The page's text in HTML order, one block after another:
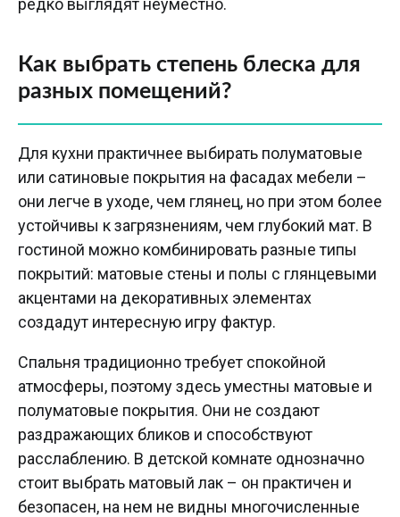
Как выбрать степень блеска для
разных помещений?
Для кухни практичнее выбирать полуматовые
или сатиновые покрытия на фасадах мебели –
они легче в уходе, чем глянец, но при этом более
устойчивы к загрязнениям, чем глубокий мат. В
гостиной можно комбинировать разные типы
покрытий: матовые стены и полы с глянцевыми
акцентами на декоративных элементах
создадут интересную игру фактур.
Спальня традиционно требует спокойной
атмосферы, поэтому здесь уместны матовые и
полуматовые покрытия. Они не создают
раздражающих бликов и способствуют
расслаблению. В детской комнате однозначно
стоит выбрать матовый лак – он практичен и
безопасен, на нем не видны многочисленные